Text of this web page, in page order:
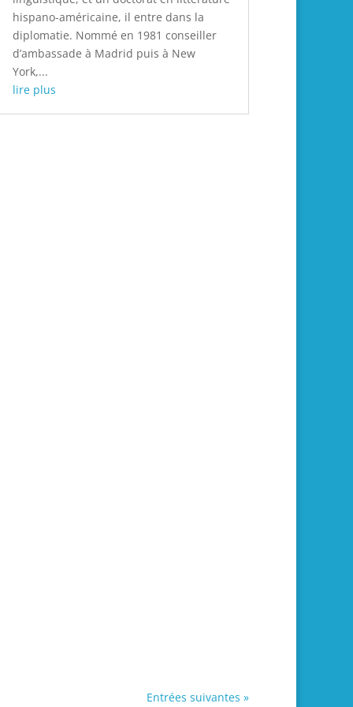
hispano-américaine, il entre dans la
diplomatie. Nommé en 1981 conseiller
d’ambassade à Madrid puis à New
York,...
lire plus
Entrées suivantes »